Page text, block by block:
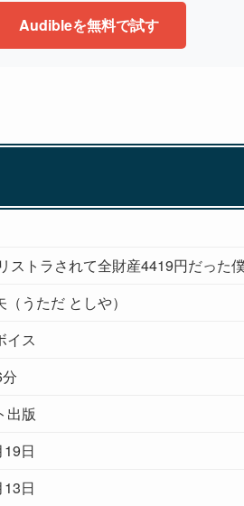
Audibleを無料で試す
ストラされて全財産4419円だった
うただ としや）
イス
出版
日
日